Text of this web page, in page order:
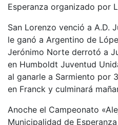
Esperanza organizado por
San Lorenzo venció a A.D.
le ganó a Argentino de
Jerónimo Norte derrotó a
en Humboldt Juventud
al ganarle a Sarmiento por
en Franck y culminará
Anoche el Campeonato
Municipalidad de